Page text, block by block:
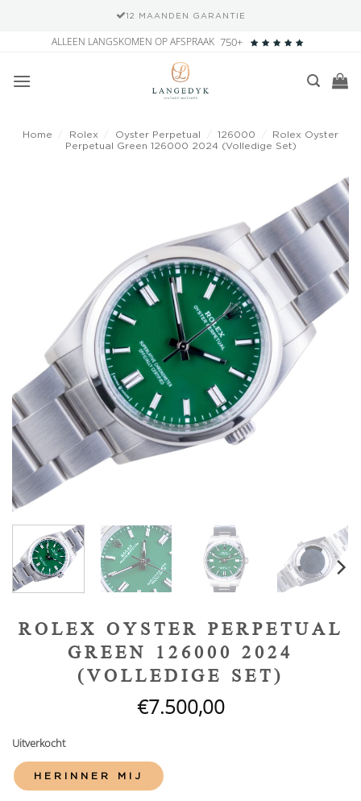
12 MAANDEN GARANTIE
inhoud
ALLEEN LANGSKOMEN OP AFSPRAAK 750+
Home Rolex Oyster Perpetual 126000
Rolex Oyster
Perpetual Green 126000 2024 (Volledige Set)
Add to
wishlist
ROLEX OYSTER PERPETUAL
GREEN 126000 2024
(VOLLEDIGE SET)
€7.500,00
Uitverkocht
HERINNER MIJ